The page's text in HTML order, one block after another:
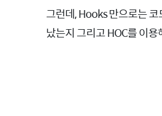
그런데, Hooks 만으로는
났는지 그리고 HOC를 이